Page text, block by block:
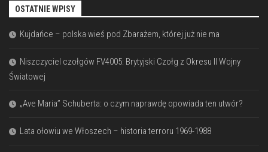
OSTATNIE WPISY
Kujdańce – polska wieś pod Zbarażem, której już nie ma
Niszczyciel czołgów FV4005: Brytyjski Czołg z Okresu II Wojny
Światowej
„Ave Maria” Schuberta: o czym naprawdę opowiada ten utwór?
Lata ołowiu we Włoszech – historia terroru 1969-1988